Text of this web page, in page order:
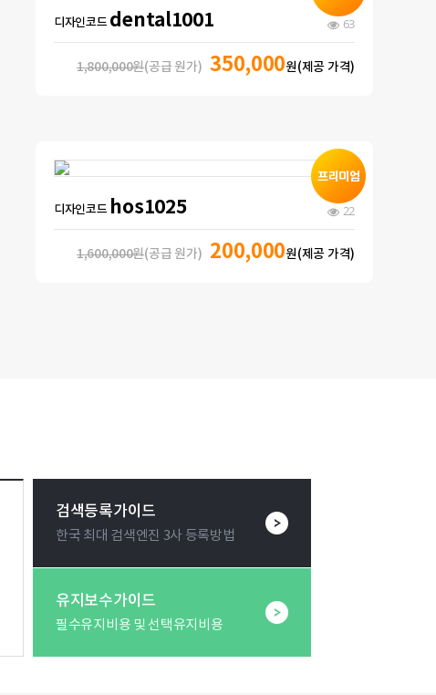
디자인코드 dental1001 63
1,800,000원(공급 원가) 350,000원(제공 가격)
디자인코드 hos1025 22
1,600,000원(공급 원가) 200,000원(제공 가격)
검색등록가이드
한국 최대 검색엔진 3사 등록방법
유지보수가이드
필수유지비용 및 선택유지비용